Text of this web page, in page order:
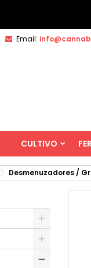
Email:
CULTIVO
Desmenuzadores /